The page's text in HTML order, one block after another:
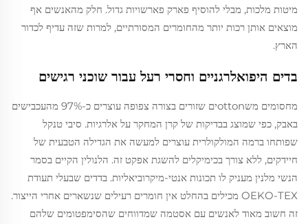
מיטות מלכות, מבלי להוסיף פארק פארשויות גדול. חלק מהאנשים אף
מוצאים אותן רכות יותר מהחומרים המסורתיים, למרות שזה עדיף לכדור
הארץ.
בדים היפואלרגניים וחסרי רעל עבור שוכני רגישים
מחסומים משottonים שזורים בצורה צפופה עוצרים כ-97% מהעכבישים
באבק, כפי שמוצג בבדיקות של קרן המחקר על אלרגיות. סיבי טנקל
שפותחו ברמה המולקולרית עוצרים למעשה את הגדילה הטבעית של
חיידקים, ללא צורך בכימיקלים להשגת אפקט זה. הלנולין הקיים בסמר
הנשי מלנין מעניק לו תכונות אנטי-מיקרוביאליות. בדדים שבעלי תעודת
OEKO-TEX מכילים בהחלט אין חומרים רעילים שנשארים אחרי הייצור.
זה חשוב מאוד לאנשים עם אסטמה שמדווחים שהסימפטומים שלהם